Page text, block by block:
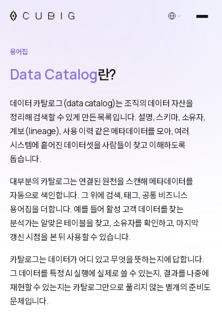
한국어
용어집
Data Catalog란?
데이터 카탈로그(datacatalog)는 조직의 데이터 자산을
정리해 검색할 수 있게 만든 목록입니다. 설명, 스키마, 소유자,
계보(lineage), 사용 이력 같은 메타데이터를 모아, 여러
시스템에 흩어진 데이터셋을 사람들이 찾고 이해하도록
돕습니다.
대부분의 카탈로그는 연결된 원천을 스캔해 메타데이터를
자동으로 색인합니다. 그 위에 검색, 태그, 공통 비즈니스
용어집을 더합니다. 예를 들어 활성 고객 데이터를 찾는
분석가는 알맞은 테이블을 찾고, 소유자를 확인하고, 마지막
갱신 시점을 본 뒤 사용할 수 있습니다.
카탈로그는 데이터가 어디 있고 무엇을 뜻하는지에 답합니다.
그 데이터를 특정AI실행에 실제로 쓸 수 있는지, 결과를 나중에
재현할 수 있는지는 카탈로그만으로 풀리지 않는 별개의 준비도
문제입니다.